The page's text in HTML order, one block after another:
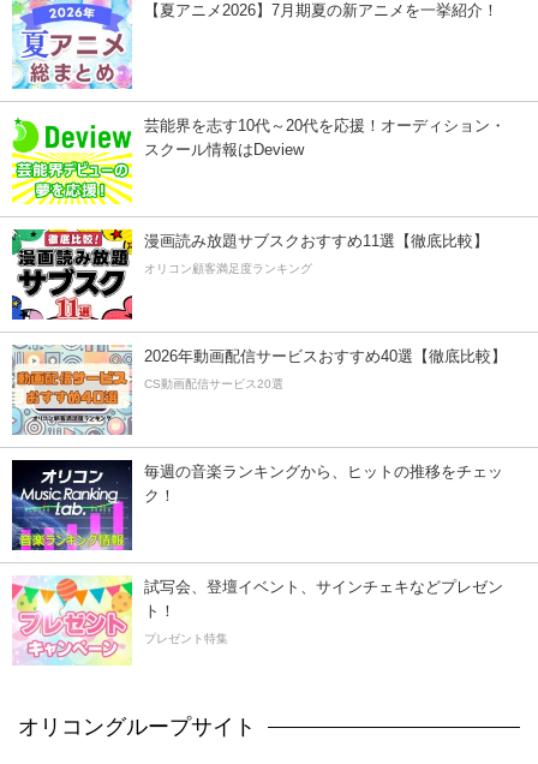
【夏アニメ2026】7月期夏の新アニメを一挙紹介！
芸能界を志す10代～20代を応援！オーディション・
スクール情報はDeview
漫画読み放題サブスクおすすめ11選【徹底比較】
オリコン顧客満足度ランキング
2026年動画配信サービスおすすめ40選【徹底比較】
CS動画配信サービス20選
毎週の音楽ランキングから、ヒットの推移をチェッ
ク！
試写会、登壇イベント、サインチェキなどプレゼン
ト！
プレゼント特集
オリコングループサイト